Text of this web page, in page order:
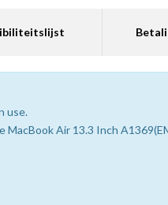
use.
Air 13.3 Inch